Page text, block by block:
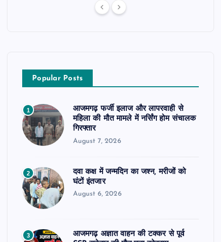
Popular Posts
1
आजमगढ़ फर्जी इलाज और लापरवाही से
महिला की मौत मामले में नर्सिंग होम संचालक
गिरफ्तार
August 7, 2026
2
दवा कक्ष में जन्मदिन का जश्न, मरीजों को
घंटों इंतजार
August 6, 2026
3
आजमगढ़ अज्ञात वाहन की टक्कर से पूर्व